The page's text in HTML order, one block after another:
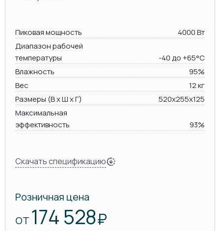
Пиковая мощность
4000 Вт
Диапазон рабочей
температуры
-40 до +65°C
Влажность
95%
Вес
12 кг
Размеры (В х Ш х Г)
520x255x125
Максимальная
эффективность
93%
Скачать спецификацию
Розничная цена
ОТ 174 528₽